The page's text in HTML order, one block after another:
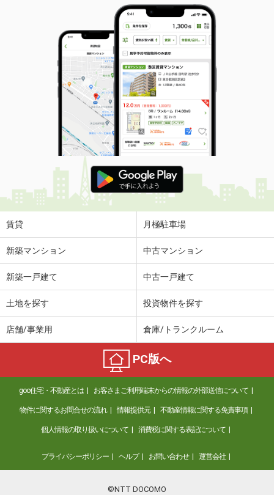
賃貸 月極駐車場
新築マンション 中古マンション
新築一戸建て 中古一戸建て
土地を探す 投資物件を探す
店舗/事業用 倉庫/トランクルーム
PC版へ
goo住宅・不動産とは お客さまご利用端末からの情報の外部送信について
物件に関するお問合せの流れ 情報提供元 不動産情報に関する免責事項
個人情報の取り扱いについて 消費税に関する表記について
プライバシーポリシー ヘルプ お問い合わせ 運営会社
©NTT DOCOMO